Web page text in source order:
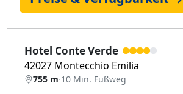
Hotel Conte Verde
42027 Montecchio Emilia
755 m·10 Min. Fußweg